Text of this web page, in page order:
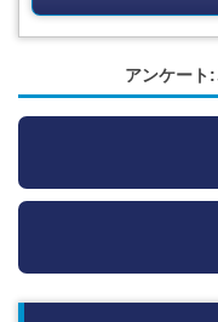
アンケート